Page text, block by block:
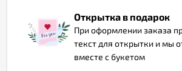
Открытка в подарок
При оформлении заказа
текст для открытки и мы
вместе с букетом